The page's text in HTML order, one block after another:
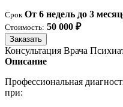
Срок От 6 недель до 3
Стоимость: 50 000 ₽
Заказать
Консультация Врача
Описание
Профессиональная
при: